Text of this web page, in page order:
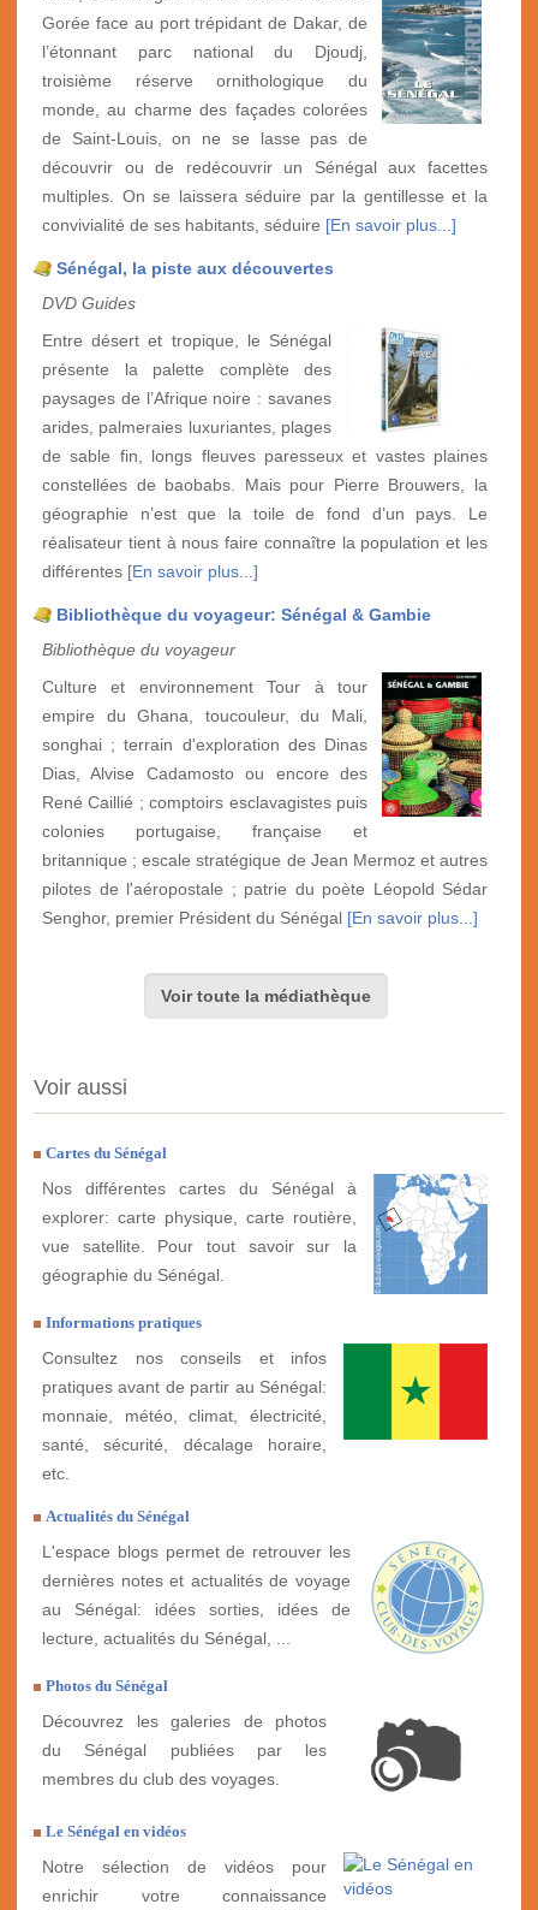
Gorée face au port trépidant de Dakar, de
l’étonnant parc national du Djoudj,
troisième réserve ornithologique du
monde, au charme des façades colorées
de Saint-Louis, on ne se lasse pas de
découvrir ou de redécouvrir un Sénégal aux facettes
multiples. On se laissera séduire par la gentillesse et la
convivialité de ses habitants, séduire [En savoir plus...]
Sénégal, la piste aux découvertes
DVD Guides
Entre désert et tropique, le Sénégal
présente la palette complète des
paysages de l’Afrique noire : savanes
arides, palmeraies luxuriantes, plages
de sable fin, longs fleuves paresseux et vastes plaines
constellées de baobabs. Mais pour Pierre Brouwers, la
géographie n’est que la toile de fond d’un pays. Le
réalisateur tient à nous faire connaître la population et les
différentes [En savoir plus...]
Bibliothèque du voyageur: Sénégal & Gambie
Bibliothèque du voyageur
Culture et environnement Tour à tour
empire du Ghana, toucouleur, du Mali,
songhai ; terrain d'exploration des Dinas
Dias, Alvise Cadamosto ou encore des
René Caillié ; comptoirs esclavagistes puis
colonies portugaise, française et
britannique ; escale stratégique de Jean Mermoz et autres
pilotes de l'aéropostale ; patrie du poète Léopold Sédar
Senghor, premier Président du Sénégal [En savoir plus...]
Voir toute la médiathèque
Voir aussi
Cartes du Sénégal
Nos différentes cartes du Sénégal à
explorer: carte physique, carte routière,
vue satellite. Pour tout savoir sur la
géographie du Sénégal.
Informations pratiques
Consultez nos conseils et infos
pratiques avant de partir au Sénégal:
monnaie, météo, climat, électricité,
santé, sécurité, décalage horaire,
etc.
Actualités du Sénégal
L'espace blogs permet de retrouver les
dernières notes et actualités de voyage
au Sénégal: idées sorties, idées de
lecture, actualités du Sénégal, ...
Photos du Sénégal
Découvrez les galeries de photos
du Sénégal publiées par les
membres du club des voyages.
Le Sénégal en vidéos
Notre sélection de vidéos pour
enrichir votre connaissance